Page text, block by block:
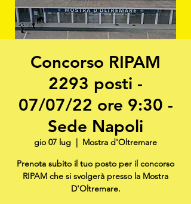
Concorso RIPAM
2293 posti -
07/07/22 ore 9:30 -
Sede Napoli
gio 07 lug
  |
Mostra d'Oltremare
Prenota subito il tuo posto per il concorso
RIPAM che si svolgerà presso la Mostra
D'Oltremare.